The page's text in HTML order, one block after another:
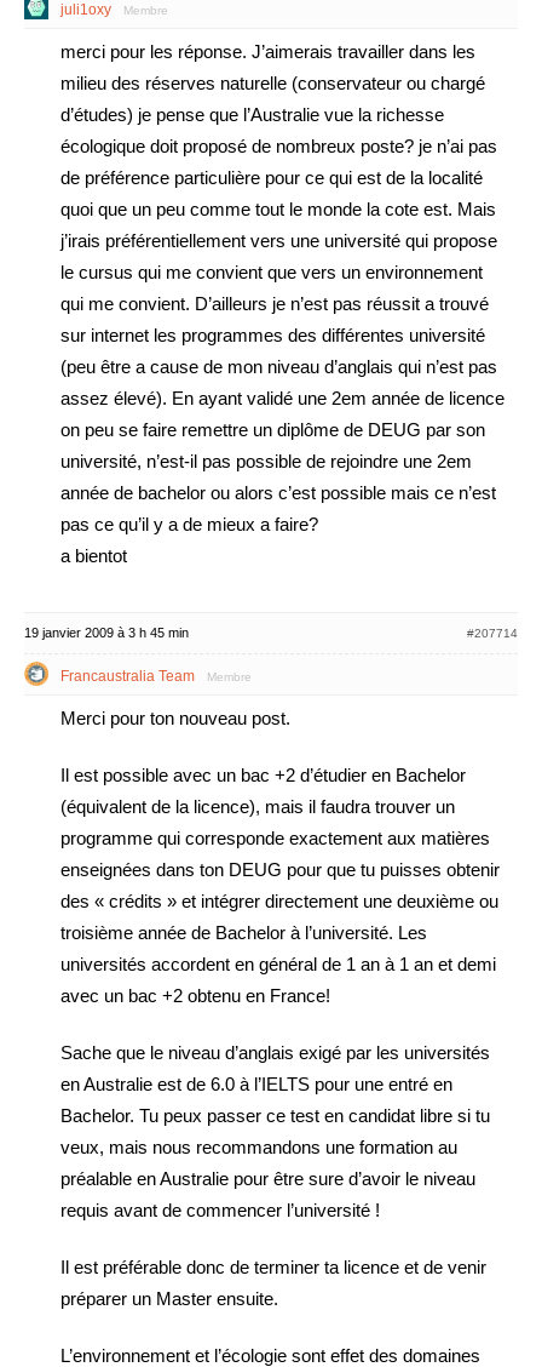
juli1oxy Membre
merci pour les réponse. J’aimerais travailler dans les
milieu des réserves naturelle (conservateur ou chargé
d’études) je pense que l’Australie vue la richesse
écologique doit proposé de nombreux poste? je n’ai pas
de préférence particulière pour ce qui est de la localité
quoi que un peu comme tout le monde la cote est. Mais
j’irais préférentiellement vers une université qui propose
le cursus qui me convient que vers un environnement
qui me convient. D’ailleurs je n’est pas réussit a trouvé
sur internet les programmes des différentes université
(peu être a cause de mon niveau d’anglais qui n’est pas
assez élevé). En ayant validé une 2em année de licence
on peu se faire remettre un diplôme de DEUG par son
université, n’est-il pas possible de rejoindre une 2em
année de bachelor ou alors c’est possible mais ce n’est
pas ce qu’il y a de mieux a faire?
a bientot
19 janvier 2009 à 3 h 45 min #207714
Francaustralia Team Membre
Merci pour ton nouveau post.
Il est possible avec un bac +2 d’étudier en Bachelor
(équivalent de la licence), mais il faudra trouver un
programme qui corresponde exactement aux matières
enseignées dans ton DEUG pour que tu puisses obtenir
des « crédits » et intégrer directement une deuxième ou
troisième année de Bachelor à l’université. Les
universités accordent en général de 1 an à 1 an et demi
avec un bac +2 obtenu en France!
Sache que le niveau d’anglais exigé par les universités
en Australie est de 6.0 à l’IELTS pour une entré en
Bachelor. Tu peux passer ce test en candidat libre si tu
veux, mais nous recommandons une formation au
préalable en Australie pour être sure d’avoir le niveau
requis avant de commencer l’université !
Il est préférable donc de terminer ta licence et de venir
préparer un Master ensuite.
L’environnement et l’écologie sont effet des domaines